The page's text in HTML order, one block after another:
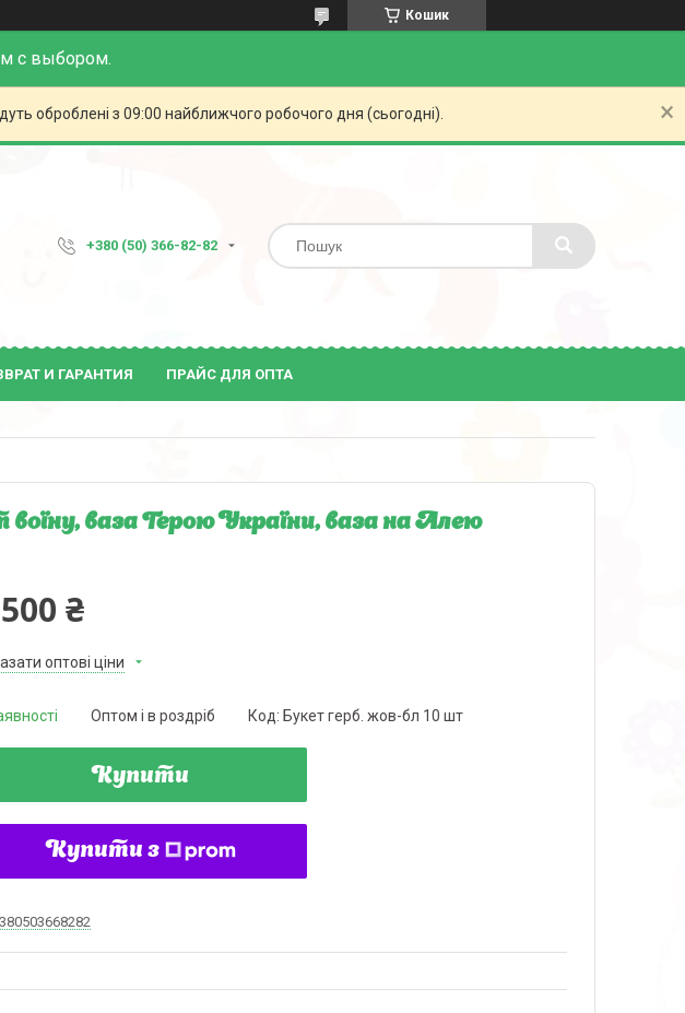
Кошик
с выбором.
оброблені з 09:00 найближчого робочого дня (сьогодні).
+380 (50) 366-82-82
И ГАРАНТИЯ ПРАЙС ДЛЯ ОПТА
ваза Герою України, ваза на Алею
₴
оптові ціни
Оптом і в роздріб Код: Букет герб. жов-бл 10 шт
Купити
Купити з